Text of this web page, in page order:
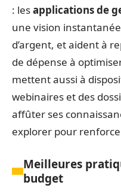
: lesapplications de
une vision
d’argent, et aident à
de dépense à
mettent aussi à
webinaires et des
affûter ses
explorer pour
Meilleures
budget